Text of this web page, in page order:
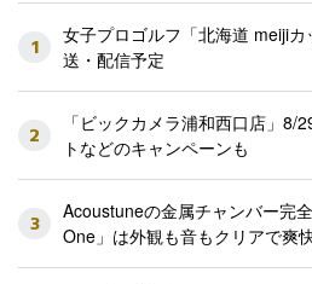
1
女子プロゴルフ「北海道 meiji
送・配信予定
2
「ビックカメラ浦和西口店」
トなどのキャンペーンも
3
Acoustuneの金属チャンバー完
One」は外観も音もクリアで爽